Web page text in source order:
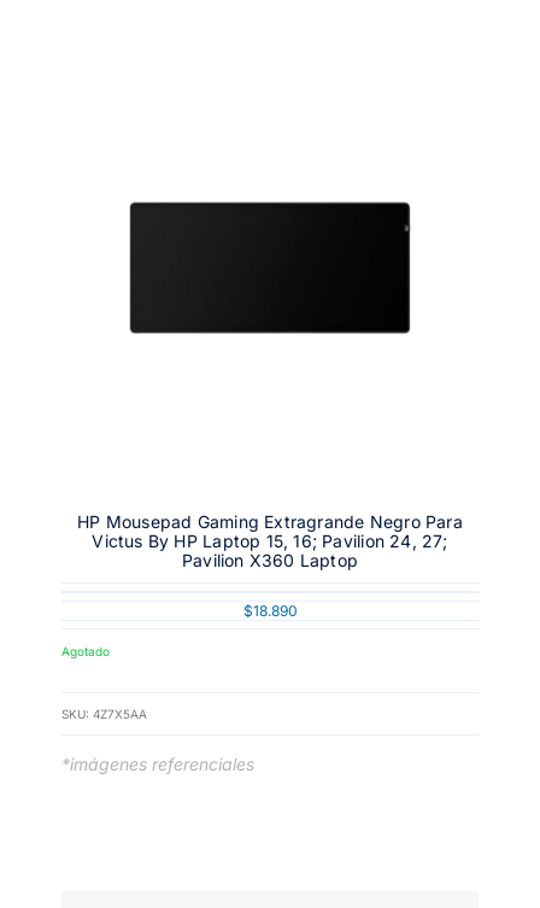
HP Mousepad Gaming Extragrande Negro Para
Victus By HP Laptop 15, 16; Pavilion 24, 27;
Pavilion X360 Laptop
$18.890
Agotado
SKU: 4Z7X5AA
*imágenes referenciales